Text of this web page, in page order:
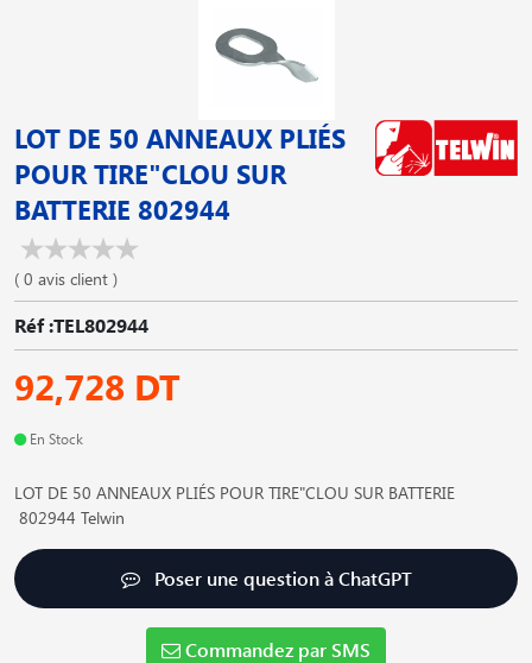
LOT DE 50 ANNEAUX PLIÉS
POUR TIRE"CLOU SUR
BATTERIE 802944
( 0 avis client )
Réf :TEL802944
92,728 DT
En Stock
LOT DE 50 ANNEAUX PLIÉS POUR TIRE"CLOU SUR BATTERIE
802944 Telwin
Poser une question à ChatGPT
Commandez par SMS